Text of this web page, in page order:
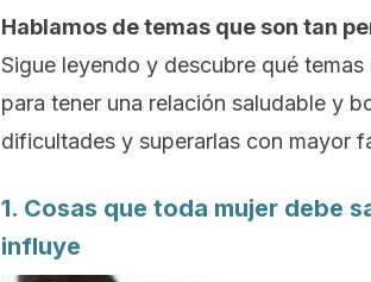
Hablamos de temas que son tan
Sigue leyendo y descubre qué
para tener una relación saludable y
dificultades y superarlas con mayor
1. Cosas que toda mujer debe
influye